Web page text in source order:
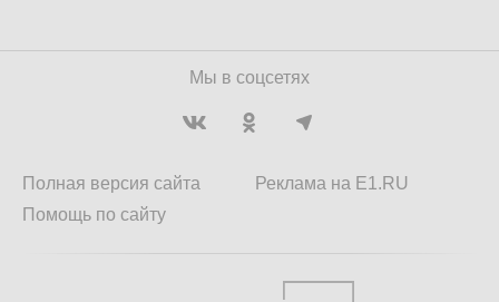
Мы в соцсетях
Полная версия сайта
Помощь по сайту
Реклама на E1.RU